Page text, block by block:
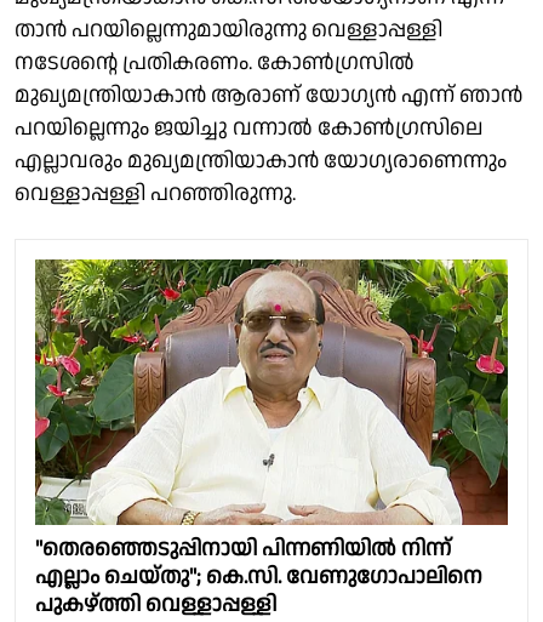
താൻ പറയില്ലെന്നുമായിരുന്നു വെള്ളാപ്പള്ളി
നടേശൻ്റെ പ്രതികരണം. കോൺഗ്രസിൽ
മുഖ്യമന്ത്രിയാകാൻ ആരാണ് യോഗ്യൻ എന്ന് ഞാൻ
പറയില്ലെന്നും ജയിച്ചു വന്നാൽ കോൺഗ്രസിലെ
എല്ലാവരും മുഖ്യമന്ത്രിയാകാൻ യോഗ്യരാണെന്നും
വെള്ളാപ്പള്ളി പറഞ്ഞിരുന്നു.
"തെരഞ്ഞെടുപ്പിനായി പിന്നണിയിൽ നിന്ന്
എല്ലാം ചെയ്തു"; കെ.സി. വേണുഗോപാലിനെ
പുകഴ്ത്തി വെള്ളാപ്പള്ളി